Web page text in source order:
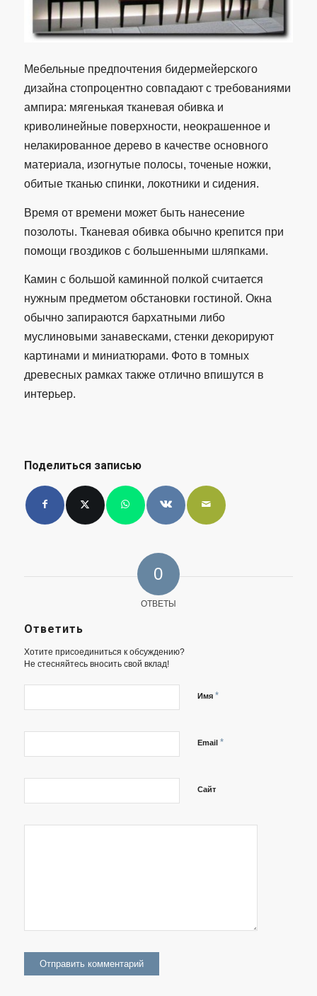
Мебельные предпочтения бидермейерского
дизайна стопроцентно совпадают с требованиями
ампира: мягенькая тканевая обивка и
криволинейные поверхности, неокрашенное и
нелакированное дерево в качестве основного
материала, изогнутые полосы, точеные ножки,
обитые тканью спинки, локотники и сидения.
Время от времени может быть нанесение
позолоты. Тканевая обивка обычно крепится при
помощи гвоздиков с большенными шляпками.
Камин с большой каминной полкой считается
нужным предметом обстановки гостиной. Окна
обычно запираются бархатными либо
муслиновыми занавесками, стенки декорируют
картинами и миниатюрами. Фото в томных
древесных рамках также отлично впишутся в
интерьер.
Поделиться записью
0
ОТВЕТЫ
Ответить
Хотите присоединиться к обсуждению?
Не стесняйтесь вносить свой вклад!
Имя *
Email *
Сайт